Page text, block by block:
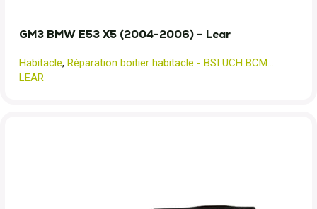
GM3 BMW E53 X5 (2004-2006) – Lear
Habitacle, Réparation boitier habitacle - BSI UCH BCM...
LEAR